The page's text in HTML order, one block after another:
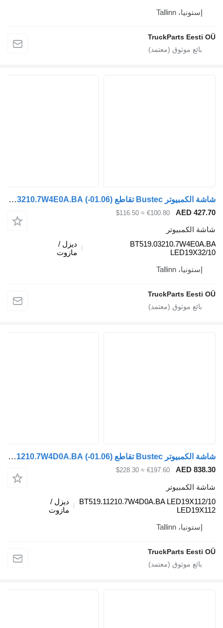
TruckParts
شاشة الكمبيوتر Bustec تقاطع (01.06-) BT519.03210.7W4E0A.BA لـ الباصات Irisbus Arway, Crossway, Crealis, Magelys, Proway, Daily Tourys (2006-)
€100.80
≈ $116.50
TruckParts
شاشة الكمبيوتر Bustec تقاطع (01.06-) BT519.11210.7W4D0A.BA لـ الباصات Irisbus Arway, Crossway, Crealis, Magelys, Proway, Daily Tourys (2006-)
€197.60
≈ $228.30
BT519.11210.7W4D0A.BA
ديزل /
TruckParts